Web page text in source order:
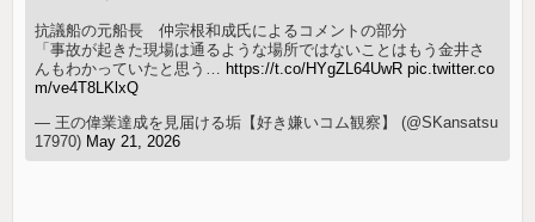
抗議船の元船長 仲宗根和成氏によるコメントの部分
「事故が起きた現場は通るような場所ではないことはもう金井さ
んもわかっていたと思う… https://t.co/HYgZL64UwR pic.twitter.co
m/ve4T8LKlxQ
— 王の偉業達成を見届ける垢【好き嫌いコム観察】 (@SKansatsu
17970) May 21, 2026